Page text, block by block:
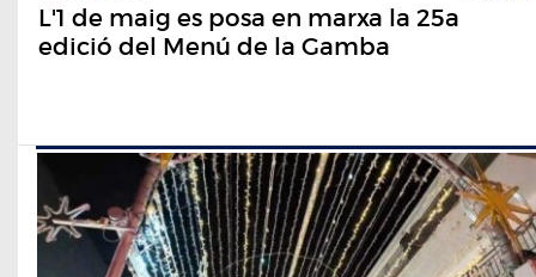
L'1 de maig es posa en marxa la 25a
edició del Menú de la Gamba